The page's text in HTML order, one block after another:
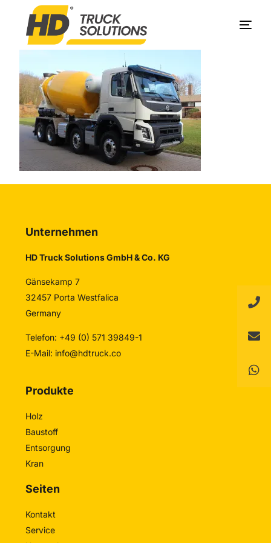
Unternehmen
HD Truck Solutions GmbH & Co. KG
Gänsekamp 7
32457 Porta Westfalica
Germany
Telefon: +49 (0) 571 39849-1
E-Mail: info@hdtruck.co
Produkte
Holz
Baustoff
Entsorgung
Kran
Seiten
Kontakt
Service
Produkte
Unternehmen
Service
Kontakt